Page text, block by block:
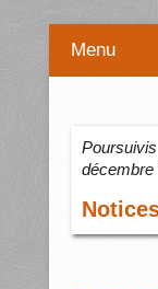
Menu
décembre